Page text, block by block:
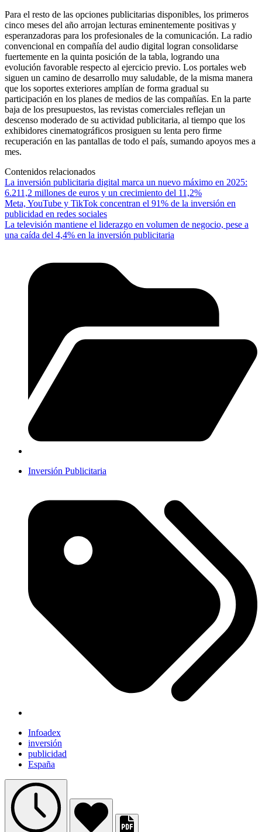
Para el resto de las opciones publicitarias disponibles, los primeros
cinco meses del año arrojan lecturas eminentemente positivas y
esperanzadoras para los profesionales de la comunicación. La radio
convencional en compañía del audio digital logran consolidarse
fuertemente en la quinta posición de la tabla, logrando una
evolución favorable respecto al ejercicio previo. Los portales web
siguen un camino de desarrollo muy saludable, de la misma manera
que los soportes exteriores amplían de forma gradual su
participación en los planes de medios de las compañías. En la parte
baja de los presupuestos, las revistas comerciales reflejan un
descenso moderado de su actividad publicitaria, al tiempo que los
exhibidores cinematográficos prosiguen su lenta pero firme
recuperación en las pantallas de todo el país, sumando apoyos mes a
mes.
Contenidos relacionados
La inversión publicitaria digital marca un nuevo máximo en 2025:
6.211,2 millones de euros y un crecimiento del 11,2%
Meta, YouTube y TikTok concentran el 91% de la inversión en
publicidad en redes sociales
La televisión mantiene el liderazgo en volumen de negocio, pese a
una caída del 4,4% en la inversión publicitaria
Inversión Publicitaria
Infoadex
inversión
publicidad
España